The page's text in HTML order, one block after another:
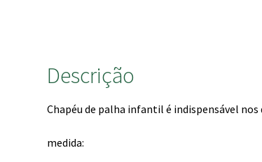
Descrição
Chapéu de palha infantil é indispensável
medida: